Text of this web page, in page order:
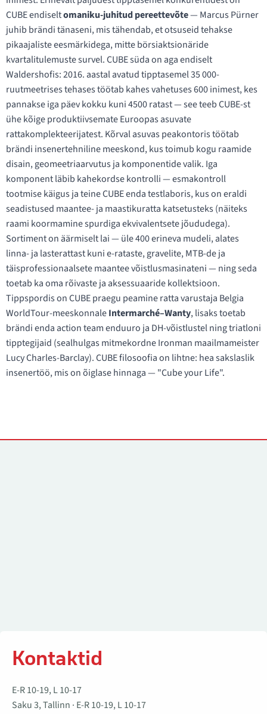
CUBE endiseltomaniku-juhitud pereettevõte— Marcus Pürner
juhib brändi tänaseni, mis tähendab, et otsuseid tehakse
pikaajaliste eesmärkidega, mitte börsiaktsionäride
kvartalitulemuste survel. CUBE süda on aga endiselt
Waldershofis: 2016. aastal avatud tipptasemel 35 000-
ruutmeetrises tehases töötab kahes vahetuses 600 inimest, kes
pannakse iga päev kokku kuni 4500 ratast — see teeb CUBE-st
ühe kõige produktiivsemate Euroopas asuvate
rattakomplekteerijatest. Kõrval asuvas peakontoris töötab
brändi insenertehniline meeskond, kus toimub kogu raamide
disain, geomeetriaarvutus ja komponentide valik. Iga
komponent läbib kahekordse kontrolli — esmakontroll
tootmise käigus ja teine CUBE enda testlaboris, kus on eraldi
seadistused maantee- ja maastikuratta katsetusteks (näiteks
raami koormamine spurdiga ekvivalentsete jõududega).
Sortiment on äärmiselt lai — üle 400 erineva mudeli, alates
linna- ja lasterattast kuni e-rataste, gravelite, MTB-de ja
täisprofessionaalsete maantee võistlusmasinateni — ning seda
toetab ka oma rõivaste ja aksessuaaride kollektsioon.
Tippspordis on CUBE praegu peamine ratta varustaja Belgia
WorldTour-meeskonnaleIntermarché–Wanty, lisaks toetab
brändi enda action team enduuro ja DH-võistlustel ning triatloni
tipptegijaid (sealhulgas mitmekordne Ironman maailmameister
Lucy Charles-Barclay). CUBE filosoofia on lihtne: hea sakslaslik
insenertöö, mis on õiglase hinnaga — "Cube your Life".
Kontaktid
E-R 10-19, L 10-17
Saku 3, Tallinn · E-R 10-19, L 10-17